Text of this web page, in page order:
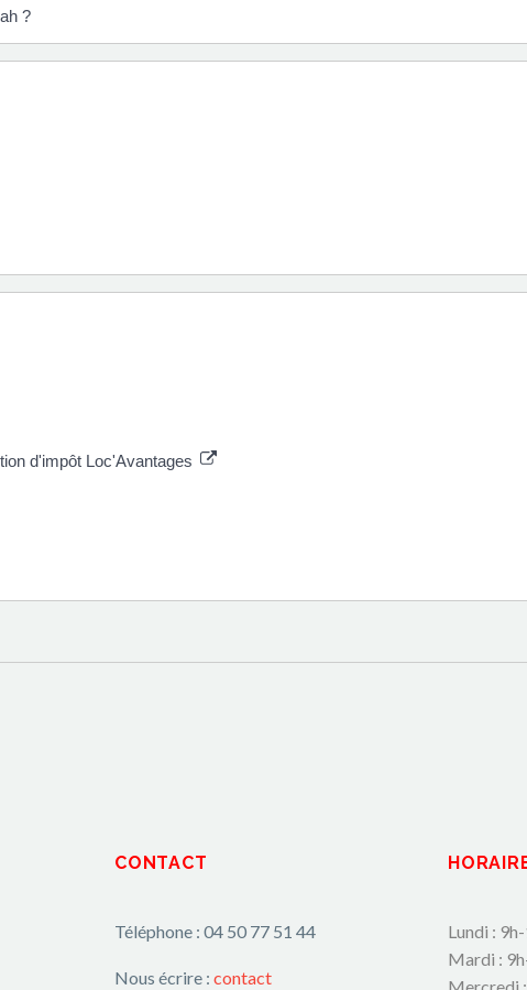
?
d'impôt Loc'Avantages
CONTACT
Téléphone : 04 50 77 51 44
Nous écrire : contact
Lundi :
Mardi :
Mercredi